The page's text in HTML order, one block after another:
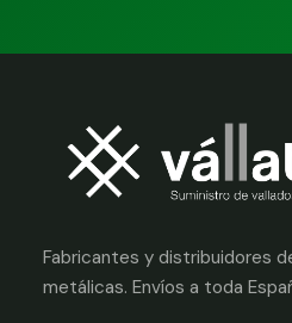
Fabricantes y distribuidores
metálicas. Envíos a toda